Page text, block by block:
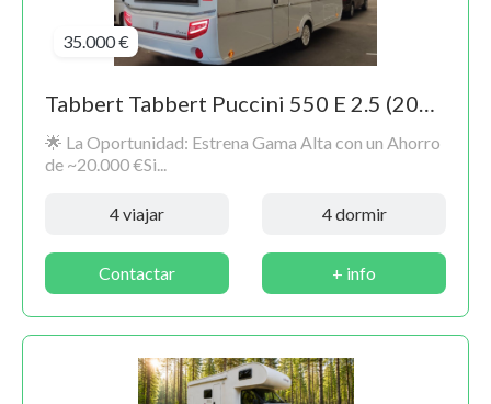
35.000 €
🌟 La Oportunidad: Estrena Gama Alta con un Ahorro
de ~20.000 €Si...
4 viajar 4 dormir
Contactar + info